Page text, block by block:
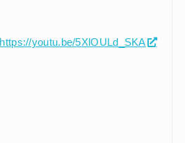
https://youtu.be/5XlOULd_SKA